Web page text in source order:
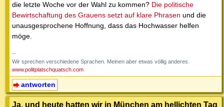
die letzte Woche vor der Wahl zu kommen? Die politische
Bewirtschaftung des Grauens setzt auf klare Phrasen und die
unausgesprochene Hoffnung, dass das Hochwasser helfen
möge.
--
Wir sprechen verschiedene Sprachen. Meinen aber etwas völlig anderes.
www.politplatschquatsch.com
antworten
Ja, und heute hatten wir in München am hellichten Tag